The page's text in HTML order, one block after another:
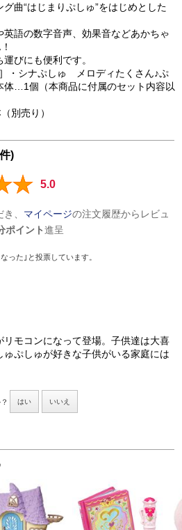
曲“はじまりぷしゅ”をはじめとした
語の数字音声、効果音などあかちゃ
びにも便利です。
・シナぷしゅ メロディたくさん♪ぷ
体…1個（本商品に付属のセット内容以
別売り）
)
5.0
、 マイページの注文履歴からレビュ
ポイント進呈
った｣と投票しています。
モコンになって登場。子供達は大喜
ぷしゅが好きな子供がいる家庭には
はい いいえ